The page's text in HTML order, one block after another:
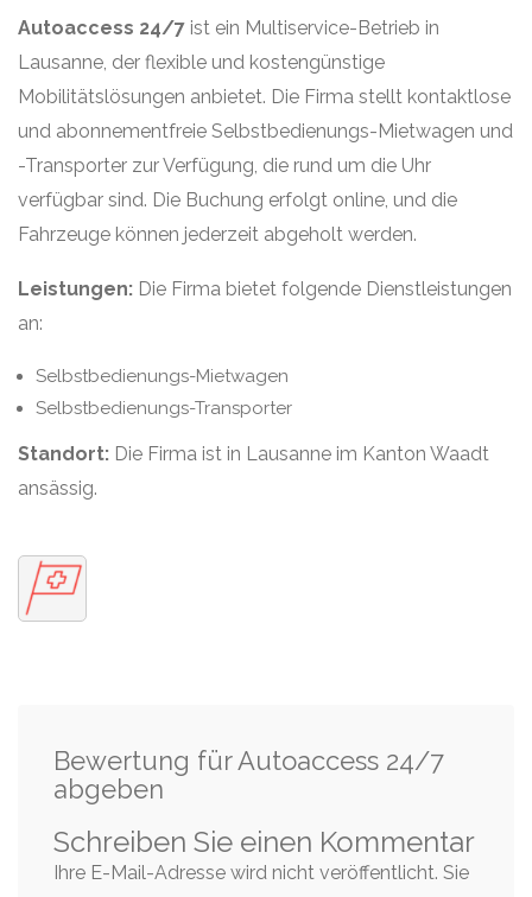
Autoaccess 24/7 ist ein Multiservice-Betrieb in
Lausanne, der flexible und kostengünstige
Mobilitätslösungen anbietet. Die Firma stellt kontaktlose
und abonnementfreie Selbstbedienungs-Mietwagen und
-Transporter zur Verfügung, die rund um die Uhr
verfügbar sind. Die Buchung erfolgt online, und die
Fahrzeuge können jederzeit abgeholt werden.
Leistungen: Die Firma bietet folgende Dienstleistungen
an:
Selbstbedienungs-Mietwagen
Selbstbedienungs-Transporter
Standort: Die Firma ist in Lausanne im Kanton Waadt
ansässig.
Bewertung für Autoaccess 24/7
abgeben
Schreiben Sie einen Kommentar
Ihre E-Mail-Adresse wird nicht veröffentlicht. Sie